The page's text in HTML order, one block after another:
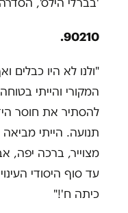
90210.
"ולנו לא היו
המקורי והייתי
להסתיר את חוסר
תנועה. הייתי
מצוייר, ברכה יפה,
עד סוף היסודי
כיתה ח'!"